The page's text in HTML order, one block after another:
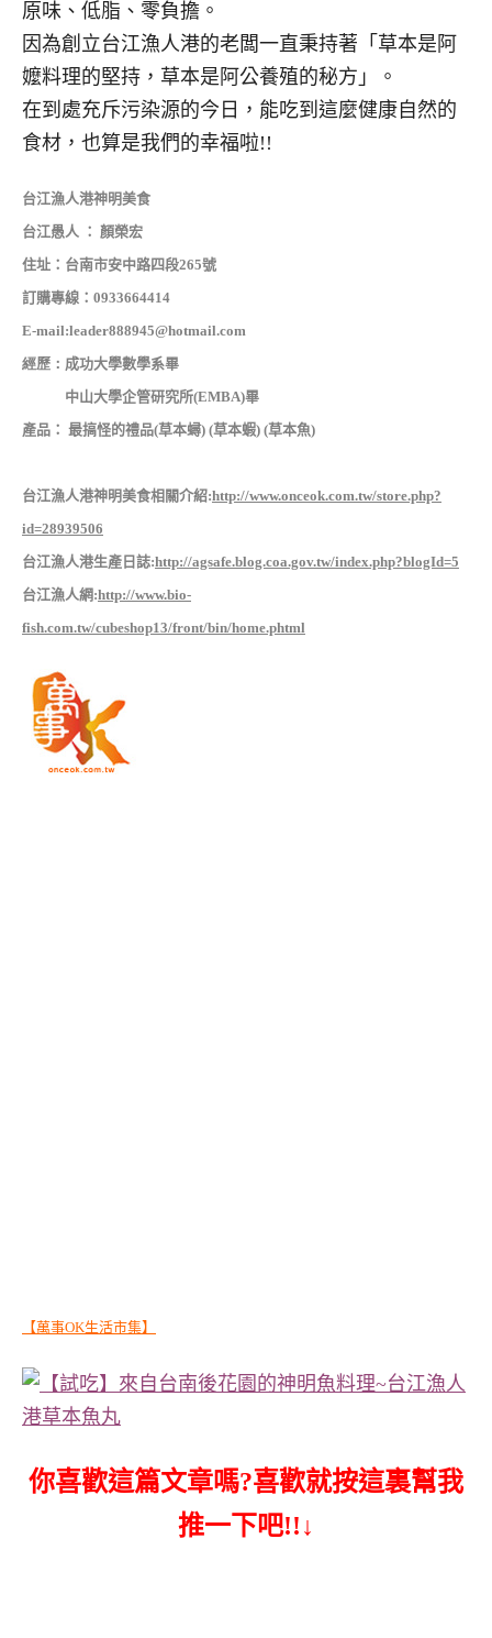
原味、低脂、零負擔。
因為創立台江漁人港的老闆一直秉持著「草本是阿
嬤料理的堅持，草本是阿公養殖的秘方」。
在到處充斥污染源的今日，能吃到這麼健康自然的
食材，也算是我們的幸福啦!!
台江漁人港神明美食
台江愚人 ： 顏榮宏
住址： 台南市安中路四段265號
訂購專線：0933664414
E-mail:leader888945@hotmail.com
經歷： 成功大學數學系畢
中山大學企管研究所(EMBA)畢
產品： 最搞怪的禮品(草本蟳) (草本蝦) (草本魚)
台江漁人港神明美食相關介紹:http://www.onceok.com.tw/store.php?
id=28939506
台江漁人港生產日誌:http://agsafe.blog.coa.gov.tw/index.php?blogId=5
台江漁人網:http://www.bio-
fish.com.tw/cubeshop13/front/bin/home.phtml
【萬事OK生活市集】
你喜歡這篇文章嗎?喜歡就按這裏幫我
推一下吧!!↓